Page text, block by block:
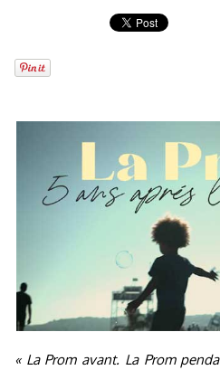
« La Prom avant. La Prom